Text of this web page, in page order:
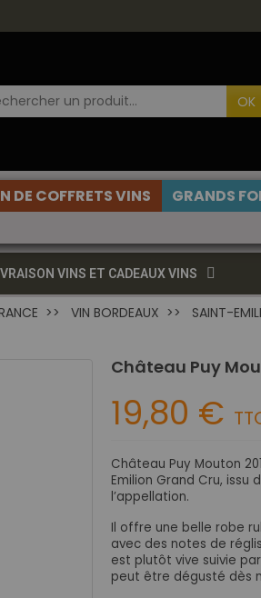
OK
DE COFFRETS VINS GRANDS
VINS ET CADEAUX VINS
VIN BORDEAUX
SAINT-
Château Puy
19,80 €
Château Puy Mouton
Emilion Grand Cru,
l’appellation.
Il offre une belle robe
avec des notes de
est plutôt vive suivie
peut être dégusté dès